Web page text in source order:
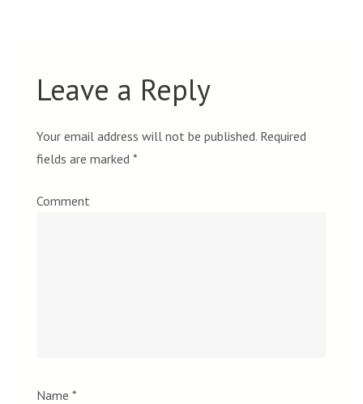
Leave a Reply
Your email address will not be published. Required
fields are marked *
Comment
Name *